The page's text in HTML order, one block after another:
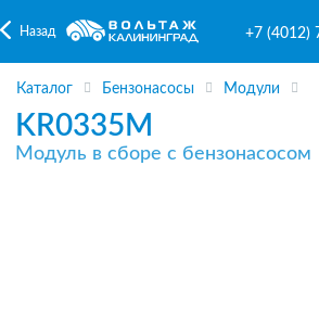
Назад +7 (4012)
Каталог Бензонасосы Модули
KR0335M
Модуль в сборе с бензонасосом